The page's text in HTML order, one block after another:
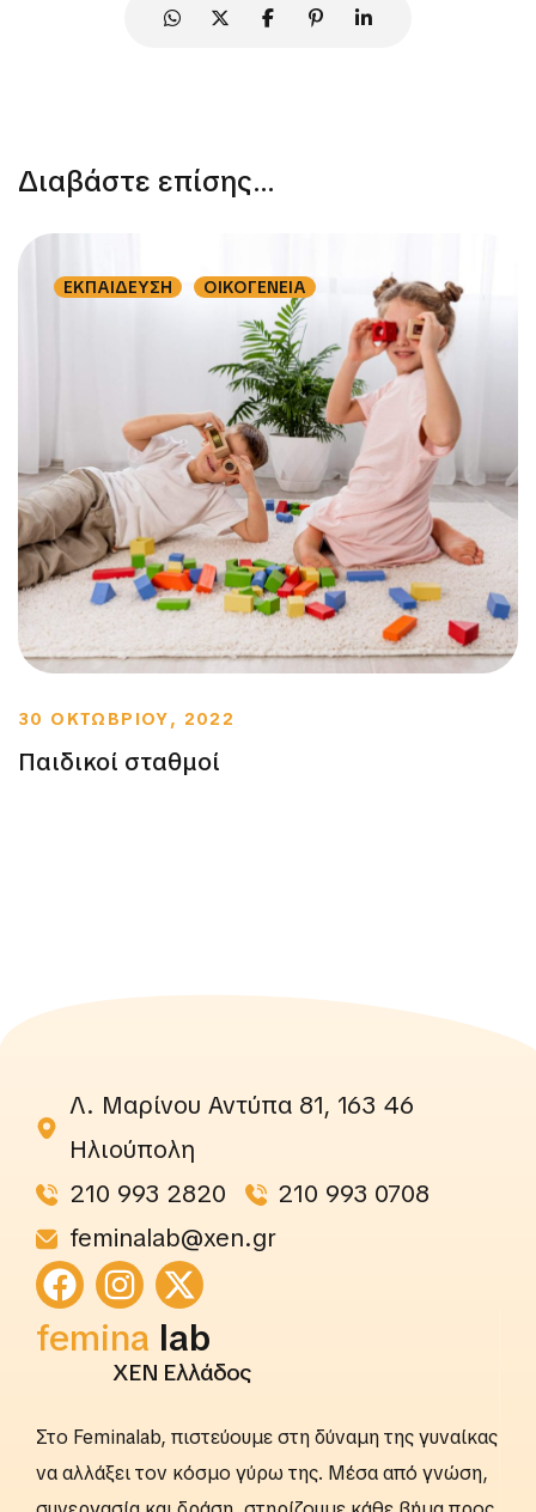
Διαβάστε επίσης...
ΕΚΠΑΙΔΕΥΣΗ ΟΙΚΟΓΕΝΕΙΑ
30 ΟΚΤΩΒΡΙΟΥ, 2022
Παιδικοί σταθμοί
Λ. Μαρίνου Αντύπα 81, 163 46
Ηλιούπολη
210 993 2820
210 993 0708
feminalab@xen.gr
femina
lab
rightslab
ΧΕΝ Ελλάδος
Στο Feminalab, πιστεύουμε στη δύναμη της γυναίκας
να αλλάξει τον κόσμο γύρω της. Μέσα από γνώση,